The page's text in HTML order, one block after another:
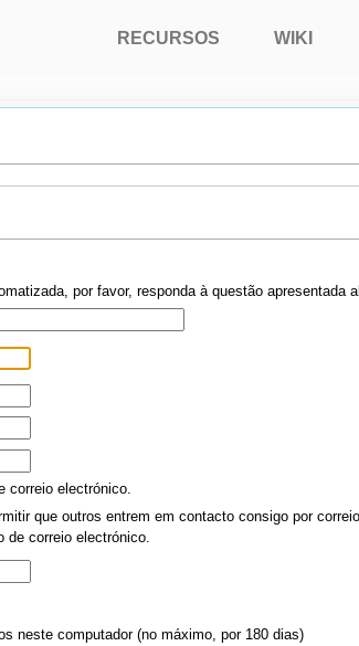
por favor, responda à questão apresentada
correio electrónico.
que outros entrem em contacto consigo por
de correio electrónico.
neste computador (no máximo, por 180 dias)
RECURSOS WIKI